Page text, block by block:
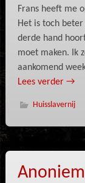
Frans heeft me
Het is toch
derde hand
moet maken. Ik
aankomend
Lees verder →
Huisslavernij